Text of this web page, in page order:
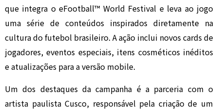
que integra o eFootball™ World Festival e leva ao jogo
uma série de conteúdos inspirados diretamente na
cultura do futebol brasileiro. A ação inclui novos cards de
jogadores, eventos especiais, itens cosméticos inéditos
e atualizações para a versão mobile.
Um dos destaques da campanha é a parceria com o
artista paulista Cusco, responsável pela criação de um